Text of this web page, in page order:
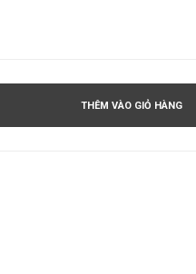
THÊM VÀO GIỎ HÀNG